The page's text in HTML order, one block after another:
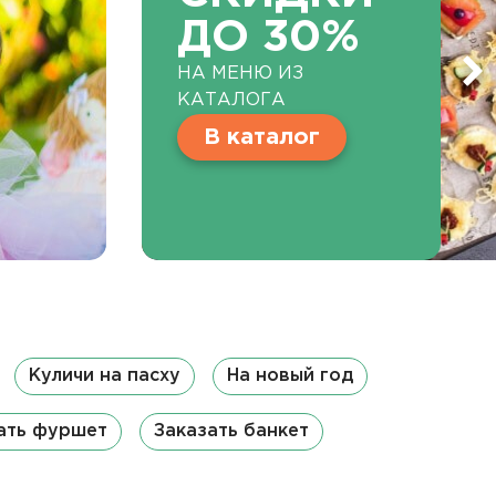
ДО 30%
НА МЕНЮ ИЗ
КАТАЛОГА
В каталог
Куличи на пасху На новый год
фуршет Заказать банкет